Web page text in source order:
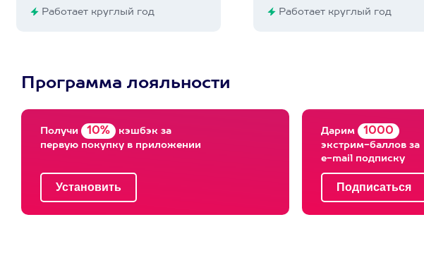
Работает круглый год Работает круглый год
Программа лояльности
Получи 10% кэшбэк за
первую покупку в приложении
Дарим 1000
экстрим-баллов за
e-mail подписку